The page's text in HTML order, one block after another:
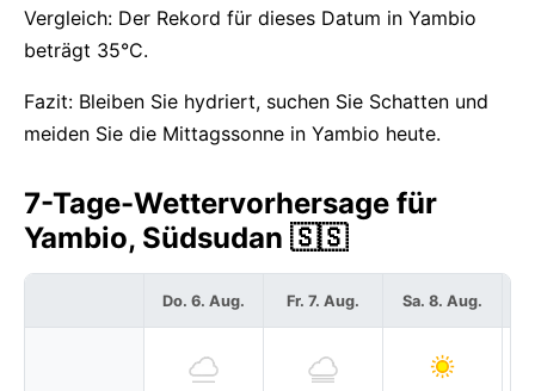
Vergleich: Der Rekord für dieses Datum in Yambio
beträgt 35°C.
Fazit: Bleiben Sie hydriert, suchen Sie Schatten und
meiden Sie die Mittagssonne in Yambio heute.
7-Tage-Wettervorhersage für
Yambio, Südsudan 🇸🇸
Do. 6. Aug. Fr. 7. Aug. Sa. 8. Aug.